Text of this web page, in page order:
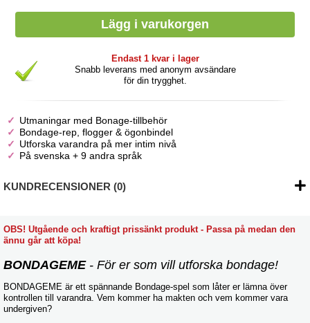
Endast 1 kvar i lager
Snabb leverans med anonym avsändare
för din trygghet.
Utmaningar med Bonage-tillbehör
Bondage-rep, flogger & ögonbindel
Utforska varandra på mer intim nivå
På svenska + 9 andra språk
KUNDRECENSIONER (0)
OBS! Utgående och kraftigt prissänkt produkt - Passa på medan den
ännu går att köpa!
BONDAGEME- För er som vill utforska bondage!
BONDAGEME är ett spännande Bondage-spel som låter er lämna över
kontrollen till varandra. Vem kommer ha makten och vem kommer vara
undergiven?